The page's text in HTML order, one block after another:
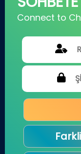
Connect to